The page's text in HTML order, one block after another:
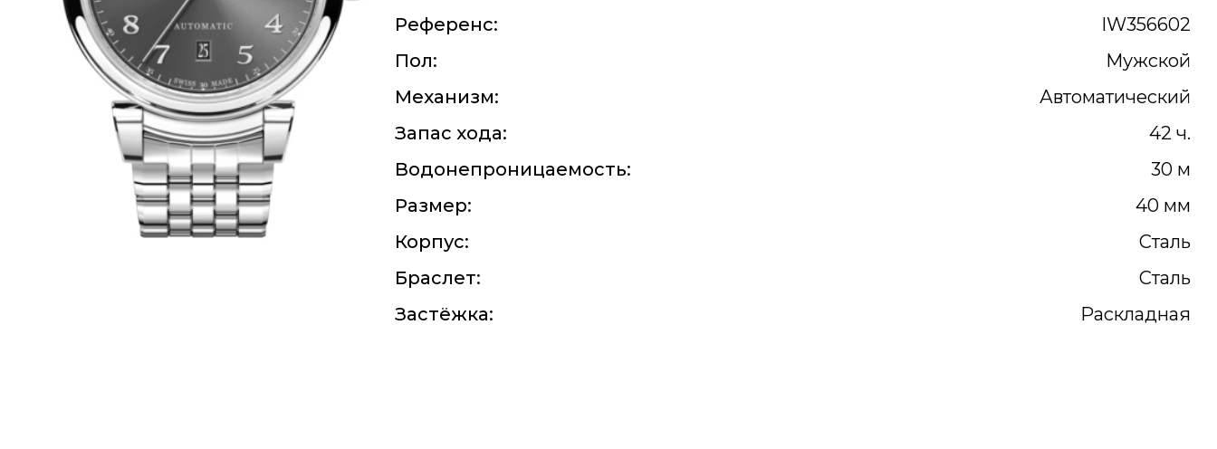
Референс:
IW356602
Пол:
Мужской
Механизм:
Автоматический
Запас хода:
42 ч.
Водонепроницаемость:
30 м
Размер:
40 мм
Корпус:
Сталь
Браслет:
Сталь
Застёжка:
Раскладная